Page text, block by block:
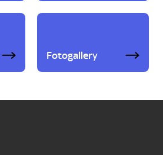
Fotogallery